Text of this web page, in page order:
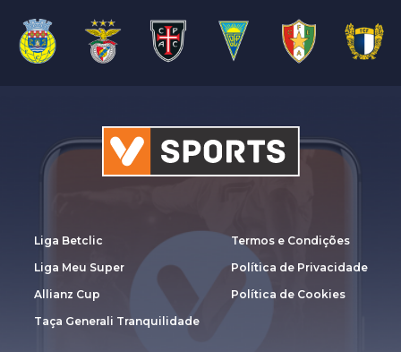
Liga Betclic
Liga Meu Super
Allianz Cup
Taça Generali Tranquilidade
Termos e Condições
Política de Privacidade
Política de Cookies